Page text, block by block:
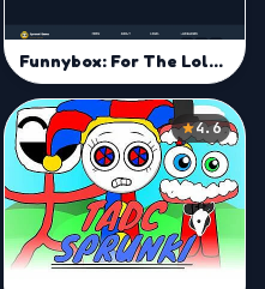
Funnybox: For The Lols Game
4.6